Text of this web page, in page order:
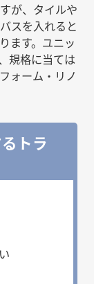
が、タイルや
スを入れると
ます。ユニッ
規格に当ては
ォーム・リノ
トラ